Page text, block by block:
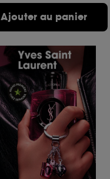
Ajouter au panier